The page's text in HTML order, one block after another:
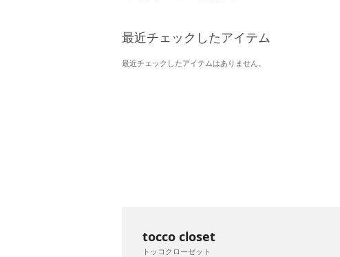
最近チェックしたアイテム
最近チェックしたアイテムはありません。
tocco closet
トッコクローゼット